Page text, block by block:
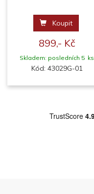
Koupit
899,- Kč
Skladem: posledních 5 ks
Kód: 43029G-01